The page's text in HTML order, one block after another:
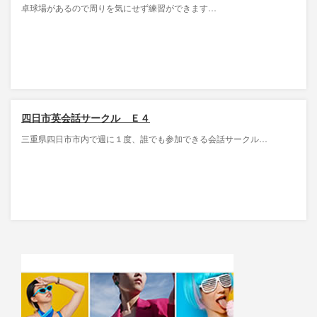
卓球場があるので周りを気にせず練習ができます…
四日市英会話サークル Ｅ４
三重県四日市市内で週に１度、誰でも参加できる会話サークル…